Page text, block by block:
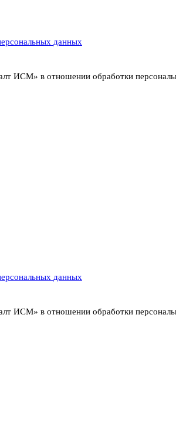
данных
ИСМ» в отношении обработки
данных
ИСМ» в отношении обработки